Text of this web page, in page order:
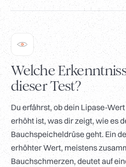
Welche
dieser Test?
Du erfährst, ob dein Lipase-
erhöht ist, was dir zeigt, wie es
Bauchspeicheldrüse geht. Ein
erhöhter Wert, meistens
Bauchschmerzen, deutet auf